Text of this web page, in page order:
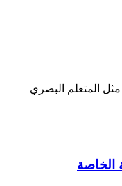
المتعلم البصري
الخاصة